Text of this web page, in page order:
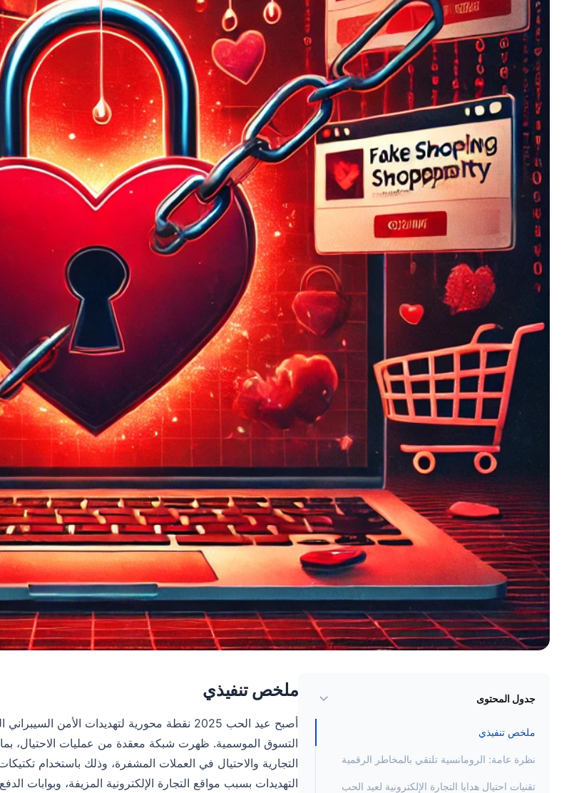
جدول المحتوى
ملخص تنفيذي
نظرة عامة: الرومانسية تلتقي بالمخاطر الرقمية
تقنيات احتيال هدايا التجارة الإلكترونية لعيد الحب
ملخص تنفيذي
أصبح عيد الحب 2025 نقطة محورية لتهديدات
التجارية والاحتيال في العملات المشفرة، وذلك باستخدام
التهديدات بسبب مواقع التجارة الإلكترونية المزيفة، وبوابات